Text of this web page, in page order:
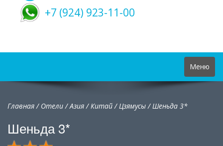
+7 (924) 923-11-00
Toggle
navigation
Меню
Главная/ Отели/Азия/Китай/Цзямусы /Шеньда 3*
Шеньда 3*